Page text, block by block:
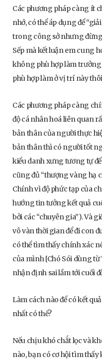
Các phương pháp càng ít
nhớ, có thể áp dụng để
trong công sở nhưng
Sếp mà kết luận em cung
không phù hợp làm trưởng
phù hợp làm ở vị trí này
Các phương pháp càng
độ cá nhân hoá liên quan
bản thân của người thực
bản thân thì có người tốt
kiểu danh xưng tương tự
cũng đủ “thượng vàng hạ
Chính vì độ phức tạp của
hướng tin tưởng kết quả
bởi các “chuyên gia”). Và
vô vàn thời gian để đi con
có thể tìm thấy chính xác
của mình [Chó Sói dùng từ
nhận định sai lầm tới cuối
Làm cách nào để có kết
nhất có thể?
Nếu chịu khó chắt lọc và
nào, bạn có cơ hội tìm